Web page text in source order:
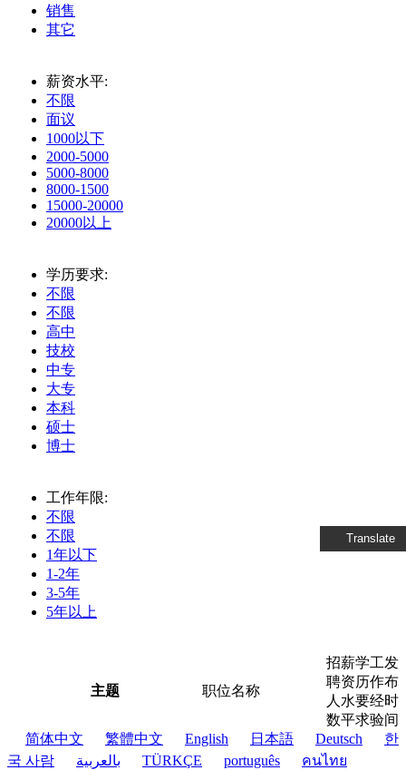
销售
其它
薪资水平:
不限
面议
1000以下
2000-5000
5000-8000
8000-1500
15000-20000
20000以上
学历要求:
不限
不限
高中
技校
中专
大专
本科
硕士
博士
工作年限:
不限
不限
1年以下
1-2年
3-5年
5年以上
主题 职位名称
招
聘
人
数
薪
资
水
平
学
历
要
求
工
作
经
验
发
布
时
间
Translate
简体中文 繁體中文 English 日本語 Deutsch
한
국 사람
بالعربية TÜRKÇE português คนไทย